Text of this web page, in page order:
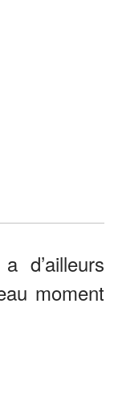
d’ailleurs
moment